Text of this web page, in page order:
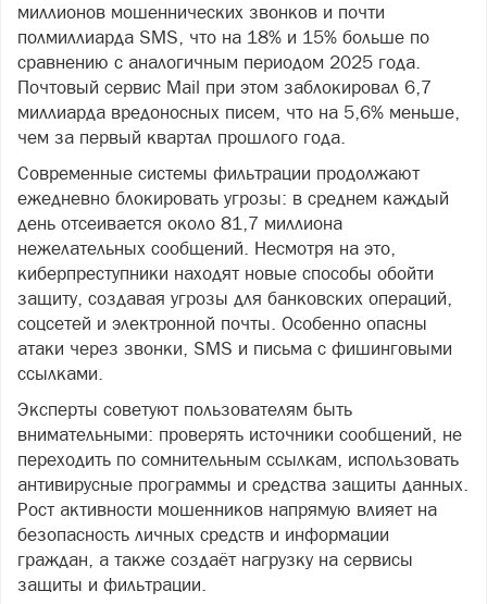
миллионов мошеннических звонков и почти
полмиллиарда SMS, что на 18% и 15% больше по
сравнению с аналогичным периодом 2025 года.
Почтовый сервис Mail при этом заблокировал 6,7
миллиарда вредоносных писем, что на 5,6% меньше,
чем за первый квартал прошлого года.
Современные системы фильтрации продолжают
ежедневно блокировать угрозы: в среднем каждый
день отсеивается около 81,7 миллиона
нежелательных сообщений. Несмотря на это,
киберпреступники находят новые способы обойти
защиту, создавая угрозы для банковских операций,
соцсетей и электронной почты. Особенно опасны
атаки через звонки, SMS и письма с фишинговыми
ссылками.
Эксперты советуют пользователям быть
внимательными: проверять источники сообщений, не
переходить по сомнительным ссылкам, использовать
антивирусные программы и средства защиты данных.
Рост активности мошенников напрямую влияет на
безопасность личных средств и информации
граждан, а также создаёт нагрузку на сервисы
защиты и фильтрации.